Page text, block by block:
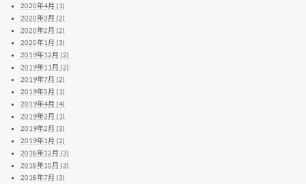
2020年4月 (1)
2020年3月 (2)
2020年2月 (2)
2020年1月 (3)
2019年12月 (2)
2019年11月 (2)
2019年7月 (2)
2019年5月 (1)
2019年4月 (4)
2019年3月 (1)
2019年2月 (3)
2019年1月 (2)
2018年12月 (3)
2018年10月 (3)
2018年7月 (3)